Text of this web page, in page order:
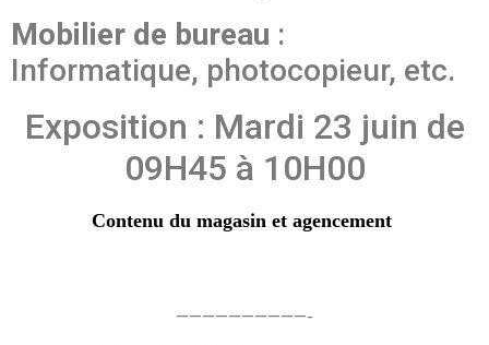
Mobilier de bureau :
Informatique, photocopieur, etc.
Exposition : Mardi 23 juin de
09H45 à 10H00
Contenu du magasin et agencement
——————————-